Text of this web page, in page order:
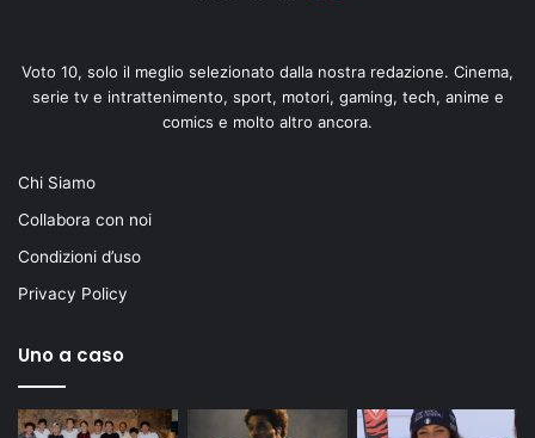
Voto 10, solo il meglio selezionato dalla nostra redazione. Cinema,
serie tv e intrattenimento, sport, motori, gaming, tech, anime e
comics e molto altro ancora.
Chi Siamo
Collabora con noi
Condizioni d’uso
Privacy Policy
Uno a caso